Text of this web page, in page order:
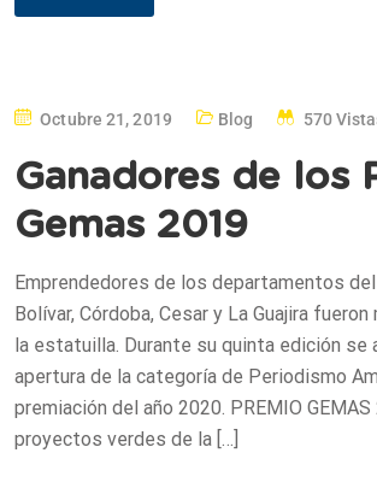
Octubre 21, 2019 Blog 570
Ganadores de los
Gemas 2019
Emprendedores de los departamentos
Bolívar, Córdoba, Cesar y La Guajira
la estatuilla. Durante su quinta edición se
apertura de la categoría de Periodismo
premiación del año 2020. PREMIO
proyectos verdes de la […]